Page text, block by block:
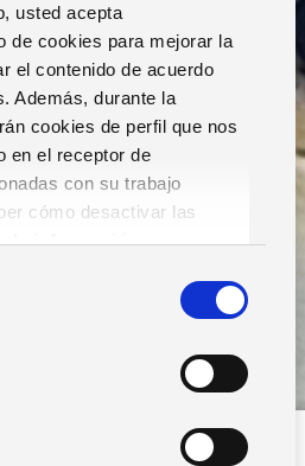
usted acepta
de cookies para mejorar la
el contenido de acuerdo
Además, durante la
cookies de perfil que nos
en el receptor de
con su trabajo
cómo desactivar las
de información.